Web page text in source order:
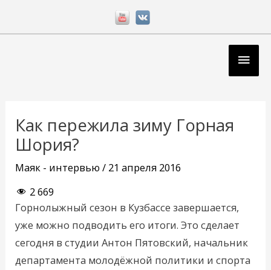
Как пережила зиму Горная
Шория?
Маяк - интервью / 21 апреля 2016
2 669
Горнолыжный сезон в Кузбассе завершается,
уже можно подводить его итоги. Это сделает
сегодня в студии Антон Пятовский, начальник
департамента молодёжной политики и спорта
записям